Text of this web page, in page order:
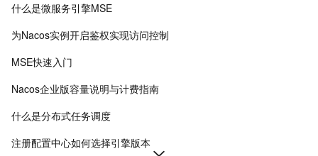
什么是微服务引擎MSE
为Nacos实例开启鉴权实现访问控制
MSE快速入门
Nacos企业版容量说明与计费指南
什么是分布式任务调度
注册配置中心如何选择引擎版本